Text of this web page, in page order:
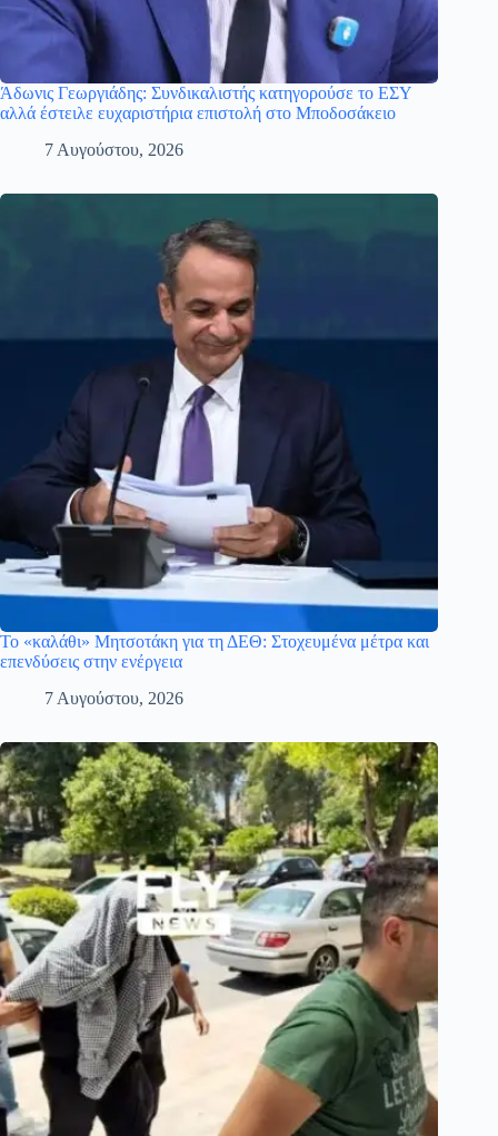
Άδωνις Γεωργιάδης: Συνδικαλιστής κατηγορούσε το ΕΣΥ
αλλά έστειλε ευχαριστήρια επιστολή στο Μποδοσάκειο
7 Αυγούστου, 2026
Το «καλάθι» Μητσοτάκη για τη ΔΕΘ: Στοχευμένα μέτρα και
επενδύσεις στην ενέργεια
7 Αυγούστου, 2026